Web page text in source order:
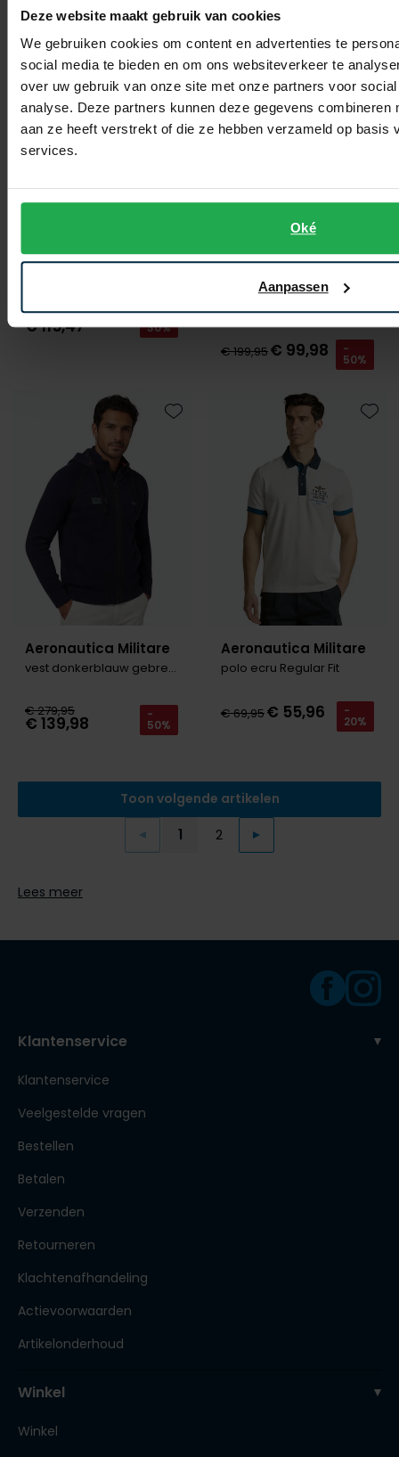
Deze website maakt gebruik van cookies
We gebruiken cookies om content en advertenties te
social media te bieden en om ons websiteverkeer te
over uw gebruik van onze site met onze partners voor
analyse. Deze partners kunnen deze gegevens combineren
aan ze heeft verstrekt of die ze hebben verzameld op basis
services.
Oké
Aanpassen
Aeronautica Militare
€ 164,95
€ 115,47 -
30%
Toevoegen aan favorieten
Aeronautica Militare
€ 199,95€ 99,98 -
50%
Aeronautica Militare
vest donkerblauw gebreid
€ 279,95
€ 139,98 -
50%
Toevoegen aan favorieten
Aeronautica Militare
polo ecru Regular Fit
€ 69,95€ 55,96 -
20%
Toon volgende artikelen
Vorige
1 2 Volgende
Lees meer
Klantenservice
Klantenservice
Veelgestelde vragen
Bestellen
Betalen
Verzenden
Retourneren
Klachtenafhandeling
Actievoorwaarden
Artikelonderhoud
Winkel
Winkel